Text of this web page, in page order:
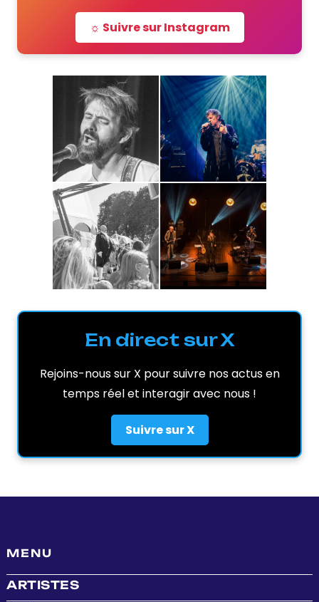
☼ Suivre sur Instagram
En direct sur X
Rejoins-nous sur X pour suivre nos actus en
temps réel et interagir avec nous !
Suivre sur X
MENU
ARTISTES